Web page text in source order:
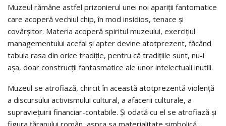
Muzeul rămâne astfel prizonierul unei noi apariţii fantomatice
care acoperă vechiul chip, în mod insidios, tenace şi
covârşitor. Materia acoperă spiritul muzeului, exerciţiul
managementului acefal şi apter devine atotprezent, făcând
tabula rasa din orice tradiţie, pentru că tradiţiile sunt, nu-i
aşa, doar construcţii fantasmatice ale unor intelectuali inutili.
Muzeul se atrofiază, chircit în această atotprezentă violenţă
a discursului activismului cultural, a afacerii culturale, a
supravieţuirii financiar-contabile. Şi odată cu el se atrofiază şi
figura ţăranului român, aspra sa materialitate simbolică,